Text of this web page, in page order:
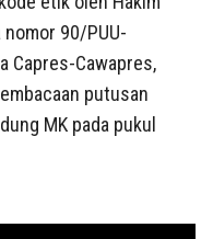
90/PUU-
Capres-Cawapres,
putusan
MK pada pukul